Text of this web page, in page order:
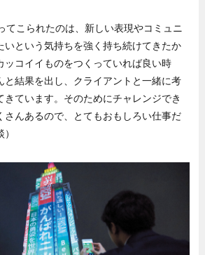
てこられたのは、新しい表現やコミュニ
いという気持ちを強く持ち続けてきたか
ッコイイものをつくっていれば良い時
と結果を出し、クライアントと一緒に考
きています。そのためにチャレンジでき
さんあるので、とてもおもしろい仕事だ